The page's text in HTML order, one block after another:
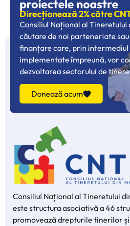
proiectele noastre
Direcționează 2% către
Consiliul Național al Tineretului
căutare de noi parteneriate
finanțare care, prin
implementate împreună, vor
dezvoltarea sectorului de
Donează acum
Consiliul Național al Tineretului
este structura asociativă a 46
promovează drepturile tinerilor